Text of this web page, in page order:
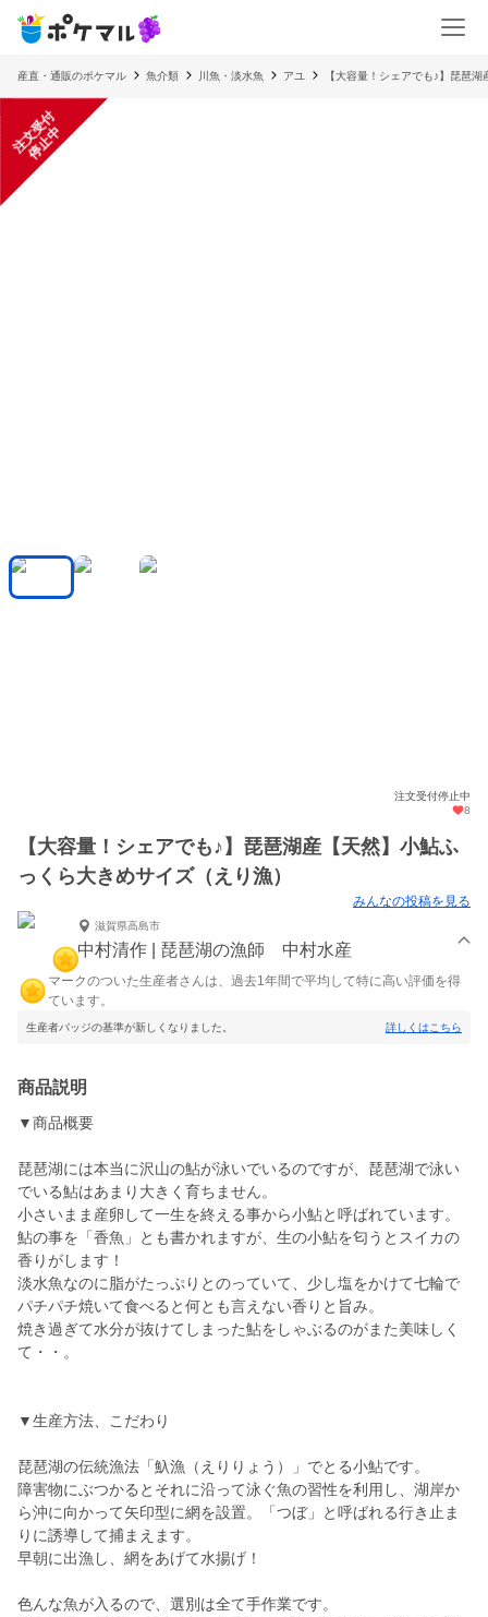
産直・通販のポケマル 魚介類 川魚・淡水魚 アユ 【大容量！シェアでも♪】琵琶
注
文
受
付
停
止
中
注文受付停止中
8
【大容量！シェアでも♪】琵琶湖産【天然】小鮎ふ
っくら大きめサイズ（えり漁）
みんなの投稿を見る
滋賀県高島市
中村清作 | 琵琶湖の漁師 中村水産
マークのついた生産者さんは、過去1年間で平均して特に高い評価を得
ています。
生産者バッジの基準が新しくなりました。 詳しくはこちら
商品説明
▼商品概要
琵琶湖には本当に沢山の鮎が泳いでいるのですが、琵琶湖で泳い
でいる鮎はあまり大きく育ちません。
小さいまま産卵して一生を終える事から小鮎と呼ばれています。
鮎の事を「香魚」とも書かれますが、生の小鮎を匂うとスイカの
香りがします！
淡水魚なのに脂がたっぷりとのっていて、少し塩をかけて七輪で
パチパチ焼いて食べると何とも言えない香りと旨み。
焼き過ぎて水分が抜けてしまった鮎をしゃぶるのがまた美味しく
て・・。
▼生産方法、こだわり
琵琶湖の伝統漁法「魞漁（えりりょう）」でとる小鮎です。
障害物にぶつかるとそれに沿って泳ぐ魚の習性を利用し、湖岸か
ら沖に向かって矢印型に網を設置。「つぼ」と呼ばれる行き止ま
りに誘導して捕まえます。
早朝に出漁し、網をあげて水揚げ！
色んな魚が入るので、選別は全て手作業です。